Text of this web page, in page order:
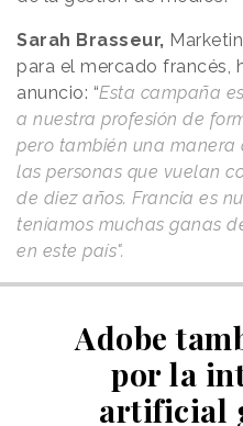
Sarah Brasseur,
para el mercado francés,
anuncio: “Esta campaña
a nuestra profesión de
pero también una
las personas que vuelan
de diez años. Francia es
teníamos muchas ganas
en este país".
Adobe
por la
artificial